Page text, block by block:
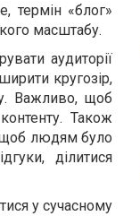
термін «блог»
масштабу.
аудиторії
кругозір,
Важливо, щоб
Також
щоб людям було
ділитися
у сучасному